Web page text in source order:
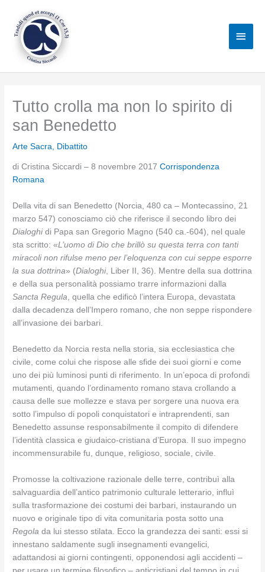
contenuto
Tutto crolla ma non lo spirito di
san Benedetto
Arte Sacra, Dibattito
di Cristina Siccardi – 8 novembre 2017Corrispondenza
Romana
Della vita di san Benedetto (Norcia, 480 ca – Montecassino, 21
marzo 547) conosciamo ciò che riferisce il secondo libro dei
Dialoghidi Papa san Gregorio Magno (540 ca.-604), nel quale
sta scritto: «L’uomo di Dio che brillò su questa terra con tanti
miracoli non rifulse meno per l’eloquenza con cui seppe esporre
la sua dottrina» (Dialoghi, Liber II, 36). Mentre della sua dottrina
e della sua personalità possiamo trarre informazioni dalla
Sancta Regula , quella che edificò l’intera Europa, devastata
dalla decadenza dell’Impero romano, che non seppe rispondere
all’invasione dei barbari.
Benedetto da Norcia resta nella storia, sia ecclesiastica che
civile, come colui che rispose alle sfide dei suoi giorni e come
uno dei più luminosi punti di riferimento. In un’epoca di profondi
mutamenti, quando l’ordinamento romano stava crollando a
causa delle sue mollezze e stava per sorgere una nuova era
sotto l’impulso di popoli conquistatori e intraprendenti, san
Benedetto assunse responsabilmente il compito di difendere
l’identità classica e giudaico-cristiana d’Europa. Il suo impegno
incommensurabile fu, dunque, religioso, sociale, civile.
Promosse la coltivazione razionale delle terre, contribuì alla
salvaguardia dell’antico patrimonio culturale letterario, influì
sulla trasformazione dei costumi dei barbari, instaurando un
nuovo e originale tipo di vita comunitaria posta sotto una
Regola da lui stesso stilata. Ecco la grandezza dei santi: essi si
innestano saldamente sugli insegnamenti evangelici,
adattandosi ai giorni contingenti, opponendosi agli accidenti –